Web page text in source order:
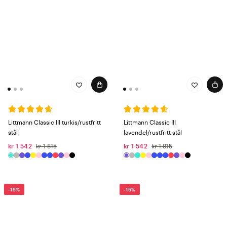
Littmann Classic III turkis/rustfritt
stål
kr 1 542 kr 1 815
Littmann Classic III
lavendel/rustfritt stål
kr 1 542 kr 1 815
-15% -15%